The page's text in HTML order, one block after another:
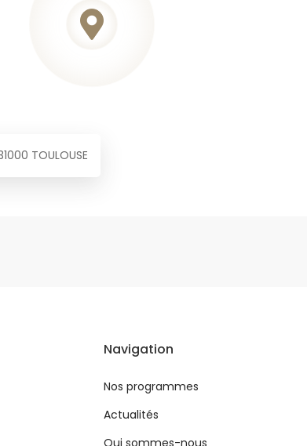
TOULOUSE
Navigation
Nos programmes
Actualités